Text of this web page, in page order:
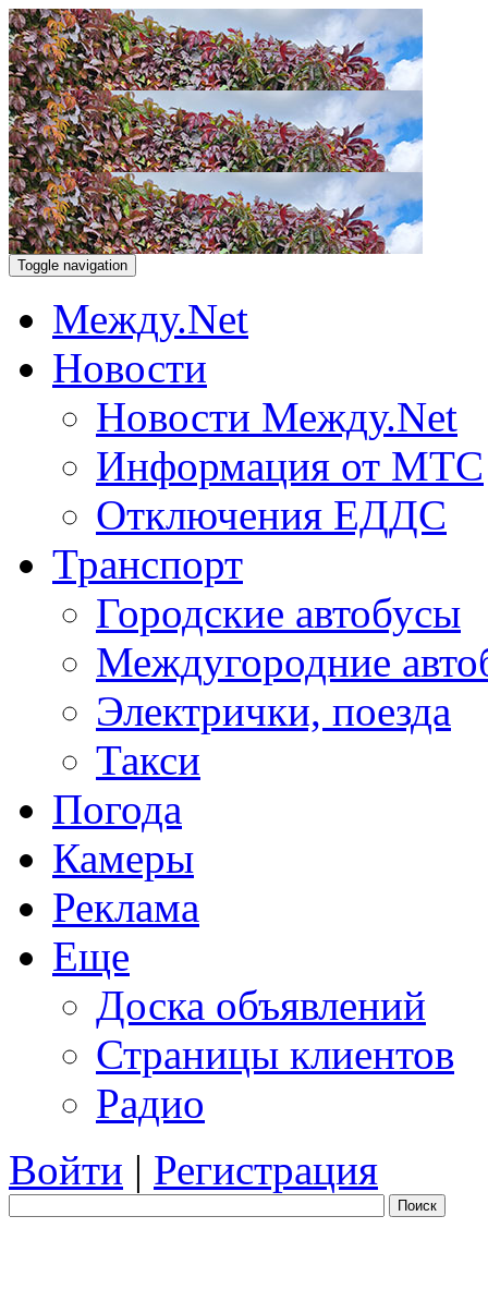
Toggle navigation
Между.Net
Новости
Новости Между.Net
Информация от МТС
Отключения ЕДДС
Транспорт
Городские автобусы
Междугородние
Электрички, поезда
Такси
Погода
Камеры
Реклама
Еще
Доска объявлений
Страницы клиентов
Радио
Войти | Регистрация
Поиск